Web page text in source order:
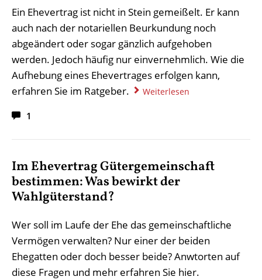
Ein Ehevertrag ist nicht in Stein gemeißelt. Er kann
auch nach der notariellen Beurkundung noch
abgeändert oder sogar gänzlich aufgehoben
werden. Jedoch häufig nur einvernehmlich. Wie die
Aufhebung eines Ehevertrages erfolgen kann,
erfahren Sie im Ratgeber.
Weiterlesen
1
Im Ehevertrag Gütergemeinschaft
bestimmen: Was bewirkt der
Wahlgüterstand?
Wer soll im Laufe der Ehe das gemeinschaftliche
Vermögen verwalten? Nur einer der beiden
Ehegatten oder doch besser beide? Anwtorten auf
diese Fragen und mehr erfahren Sie hier.